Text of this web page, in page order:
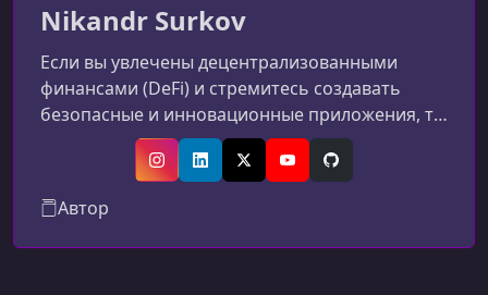
Nikandr Surkov
Если вы увлечены децентрализованными
финансами (DeFi) и стремитесь создавать
безопасные и инновационные приложения, то
вы находитесь в правильном месте. Этот
канал погружается в мир программирования
связанные с TON, такие как Tact и Func.
Независимо от того, новичок ли вы,
InstagramLinkedInX (Twitter)YouTubeGitHub
Автор